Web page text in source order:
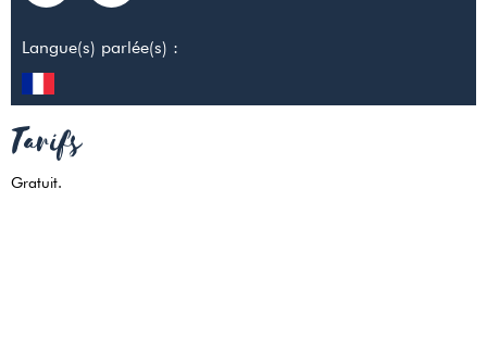
Langue(s) parlée(s) :
Tarifs
Gratuit.